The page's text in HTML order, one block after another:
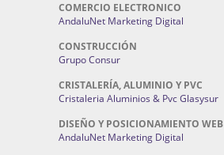
COMERCIO ELECTRONICO
AndaluNet Marketing Digital
CONSTRUCCIÓN
Grupo Consur
CRISTALERÍA, ALUMINIO Y PVC
Cristaleria Aluminios & Pvc Glasysur
DISEÑO Y POSICIONAMIENTO WEB
AndaluNet Marketing Digital